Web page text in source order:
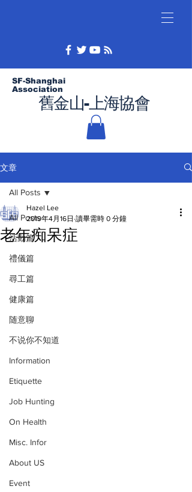
舊金山-上海協會
SF-Shanghai
Association
文章
All Posts
活動篇
禮儀篇
尋工篇
健康篇
随意聊
不说你不知道
Information
Etiquette
Job Hunting
On Health
Misc. Infor
About US
Event
All Posts
老年痴呆症
Hazel Lee
2019年4月16日 讀畢需時 0 分鐘